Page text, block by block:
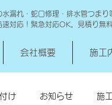
水漏れ・蛇口修理・排水管つまり
速対応！緊急対応OK。見積り無
会社概要 施工
け お知らせ 施